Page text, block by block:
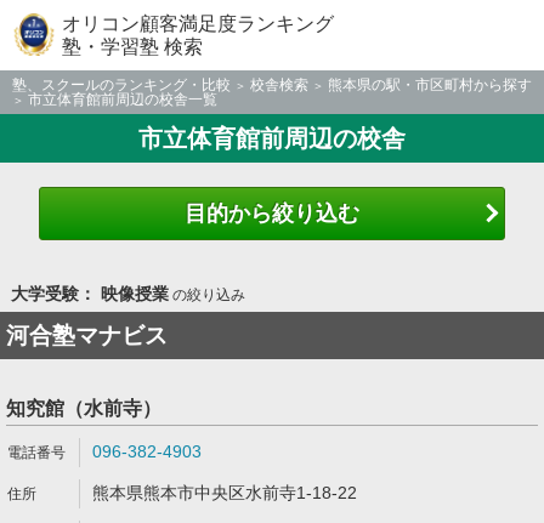
オリコン顧客満足度ランキング
塾・学習塾 検索
塾、スクールのランキング・比較 校舎検索
熊本県の駅・市区町村から探す
市立体育館前周辺の校舎一覧
市立体育館前周辺の校舎
目的から絞り込む
大学受験： 映像授業の絞り込み
河合塾マナビス
知究館（水前寺）
096-382-4903
熊本県熊本市中央区水前寺1-18-22